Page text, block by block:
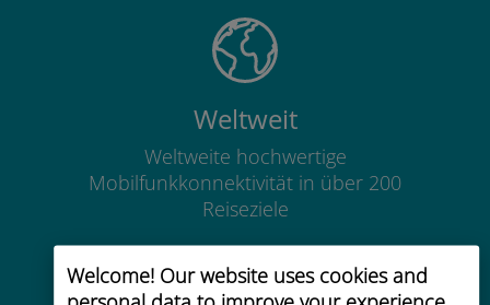
Welcome! Our website uses cookies and
Weltweit
Weltweite hochwertige
Mobilfunkkonnektivität in über 200
Reiseziele